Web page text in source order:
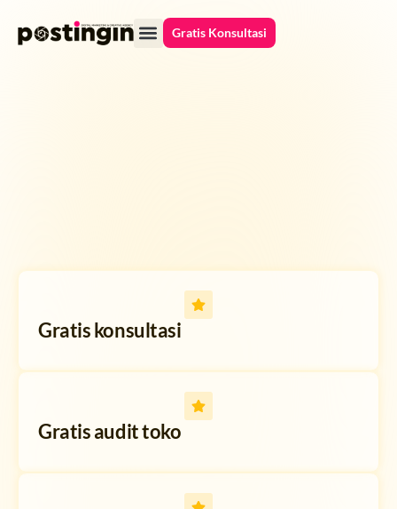
Gratis Konsultasi
Gratis konsultasi
Gratis audit toko